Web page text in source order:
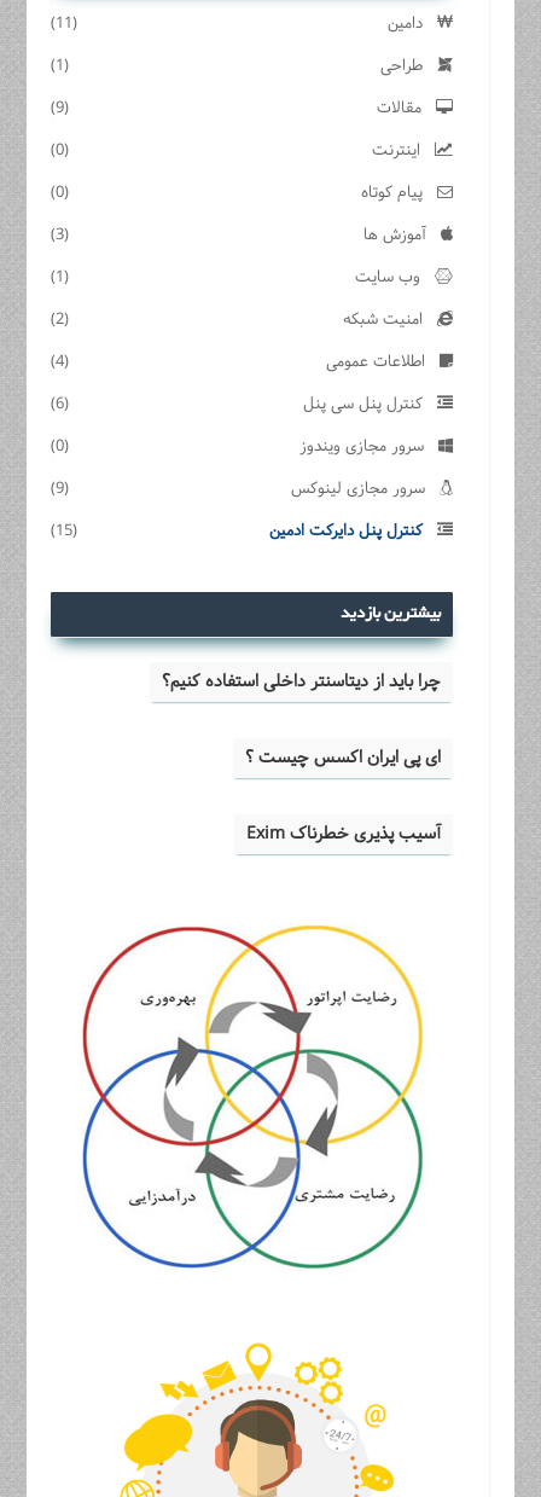
دامین
(11)
طراحی
(1)
مقالات
(9)
اینترنت
(0)
پیام کوتاه
(0)
آموزش ها
(3)
وب سایت
(1)
امنیت شبکه
(2)
اطلاعات عمومی
(4)
کنترل پنل سی پنل
(6)
سرور مجازی ویندوز
(0)
سرور مجازی لینوکس
(9)
کنترل پنل دایرکت ادمین
(15)
بیشترین بازدید
چرا باید از دیتاسنتر داخلی استفاده کنیم؟
ای پی ایران اکسس چیست ؟
آسیب پذیری خطرناک Exim